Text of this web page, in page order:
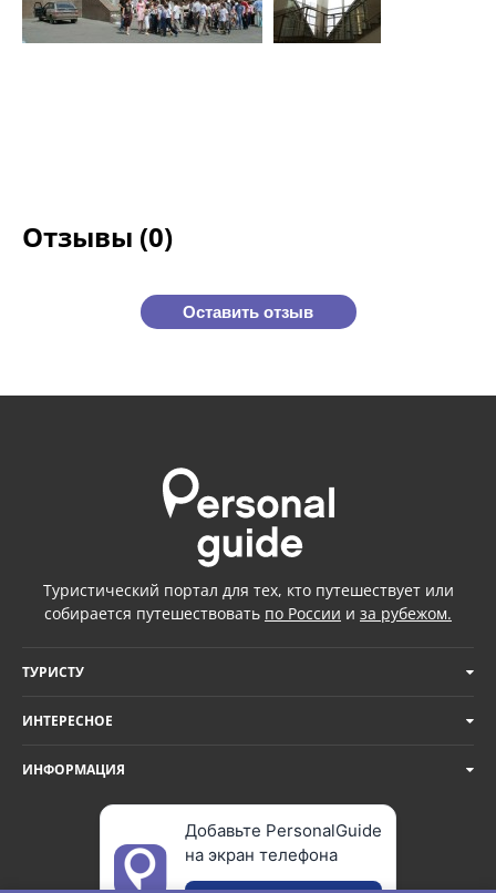
Отзывы (0)
Оставить отзыв
Туристический портал для тех, кто путешествует или
собирается путешествовать по России и за рубежом.
ТУРИСТУ
ИНТЕРЕСНОЕ
ИНФОРМАЦИЯ
Добавьте PersonalGuide
на экран телефона